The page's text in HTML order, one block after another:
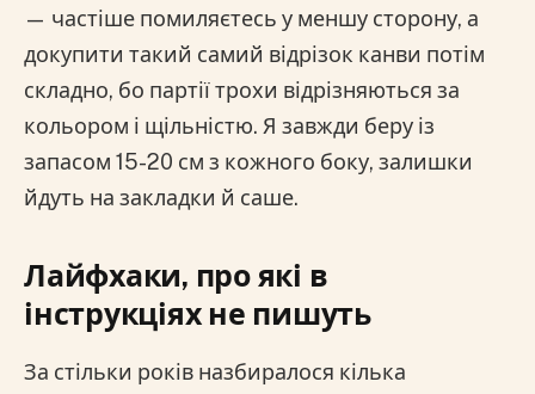
— частіше помиляєтесь у меншу сторону, а
докупити такий самий відрізок канви потім
складно, бо партії трохи відрізняються за
кольором і щільністю. Я завжди беру із
запасом 15-20 см з кожного боку, залишки
йдуть на закладки й саше.
Лайфхаки, про які в
інструкціях не пишуть
За стільки років назбиралося кілька